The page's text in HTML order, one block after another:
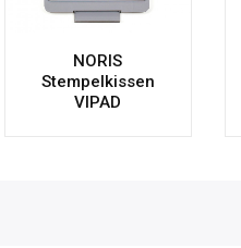
NORIS
Stempelkissen
VIPAD